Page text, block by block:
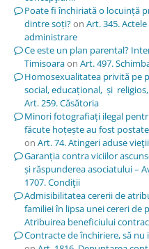
Poate fi închiriată o locuință
dintre soți?on Art. 345.
administrare
Ce este un plan parental?
Timisoaraon Art. 497.
Homosexualitatea privită pe
social, educațional, și religios,
Art. 259. Căsătoria
Minori fotografiați ilegal
făcute hoțește au fost
on Art. 74. Atingeri aduse
Garanția contra viciilor
și răspunderea asociatului –
1707. Condiţii
Admisibilitatea cererii de
familiei în lipsa unei cereri de
Atribuirea beneficiului
Contracte de închiriere, să nu